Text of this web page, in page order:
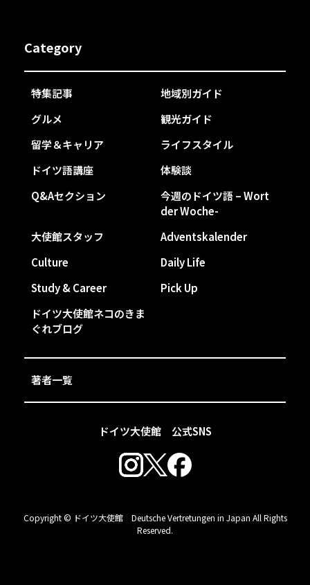
ドイツ大使館 公式SNS
Category
特集記事
地域別ガイド
グルメ
観光ガイド
留学＆キャリア
ライフスタイル
ドイツ語講座
体験談
Q&Aセクション
今週のドイツ語 – Wort
der Woche-
大使館スタッフ
Adventskalender
Culture
Daily Life
Study & Career
Pick Up
ドイツ大使館ネコのきま
ぐれブログ
著者一覧
Copyright © ドイツ大使館 Deutsche Vertretungen in Japan All Rights
Reserved.